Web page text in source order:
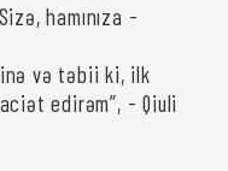
hamınıza -
və təbii ki, ilk
edirəm”, - Qiuli